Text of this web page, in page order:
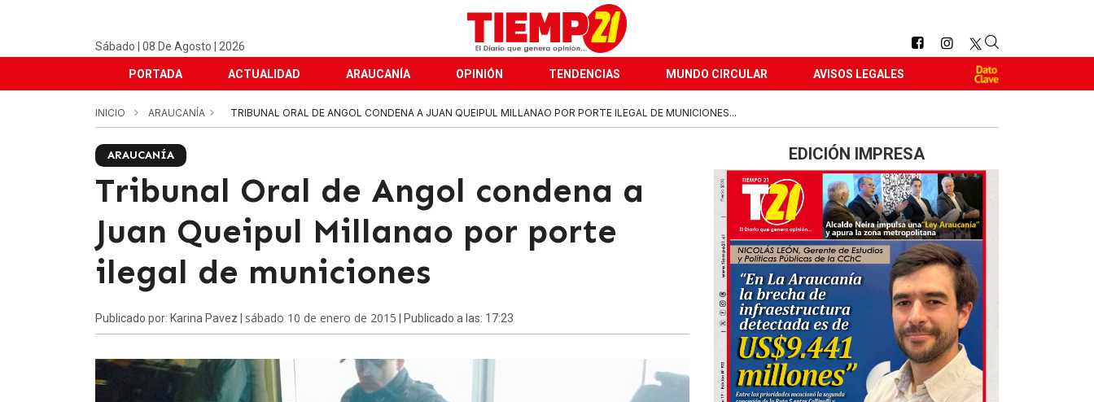
Sábado | 08 De Agosto | 2026
PORTADA ACTUALIDAD ARAUCANÍA OPINIÓN TENDENCIAS MUNDO CIRCULAR AVISOS LEGALES
INICIO ARAUCANÍA TRIBUNAL ORAL DE ANGOL CONDENA A JUAN QUEIPUL MILLANAO POR PORTE ILEGAL DE MUNICIONES...
ARAUCANÍA
Tribunal Oral de Angol condena a
Juan Queipul Millanao por porte
ilegal de municiones
Publicado por: Karina Pavez | sábado 10 de enero de 2015 | Publicado a las: 17:23
EDICIÓN IMPRESA